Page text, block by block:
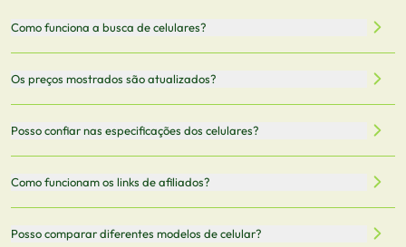
Como funciona a busca de celulares?
armazenamento, memória RAM, bateria e conectividade
5G.
Os preços mostrados são atualizados?
vendedor antes de finalizar sua compra.
Posso confiar nas especificações dos celulares?
informações mais recentes de cada modelo.
Como funcionam os links de afiliados?
Posso comparar diferentes modelos de celular?